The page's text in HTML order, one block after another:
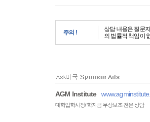
주의 !
상담 내용은 질문
의 법률적 책임이
AGM Institute
대학입학사정/ 학자금 무상보조 전문 상담